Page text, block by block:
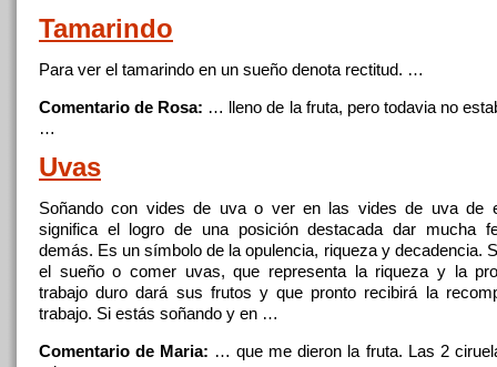
Tamarindo
Para ver el tamarindo en un sueño denota rectitud. …
Comentario de Rosa: … lleno de la fruta, pero todavia no
…
Uvas
Soñando con vides de uva o ver en las vides de uva de
significa el logro de una posición destacada dar mucha
demás. Es un símbolo de la opulencia, riqueza y decadencia.
el sueño o comer uvas, que representa la riqueza y la
trabajo duro dará sus frutos y que pronto recibirá la
trabajo. Si estás soñando y en …
Comentario de Maria: … que me dieron la fruta. Las 2